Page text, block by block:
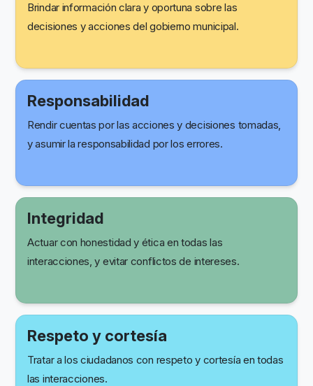
Brindar información clara y oportuna sobre las
decisiones y acciones del gobierno municipal.
Responsabilidad
Rendir cuentas por las acciones y decisiones tomadas,
y asumir la responsabilidad por los errores.
Integridad
Actuar con honestidad y ética en todas las
interacciones, y evitar conflictos de intereses.
Respeto y cortesía
Tratar a los ciudadanos con respeto y cortesía en todas
las interacciones.